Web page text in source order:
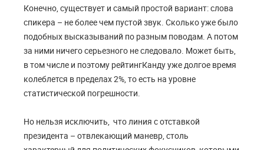
Конечно, существует и самый простой вариант: слова
спикера – не более чем пустой звук. Сколько уже было
подобных высказываний по разным поводам. А потом
за ними ничего серьезного не следовало. Может быть,
в том числе и поэтому рейтингКанду уже долгое время
колеблется в пределах 2%, то есть на уровне
статистической погрешности.
Но нельзя исключить, что линия с отставкой
президента – отвлекающий маневр, столь